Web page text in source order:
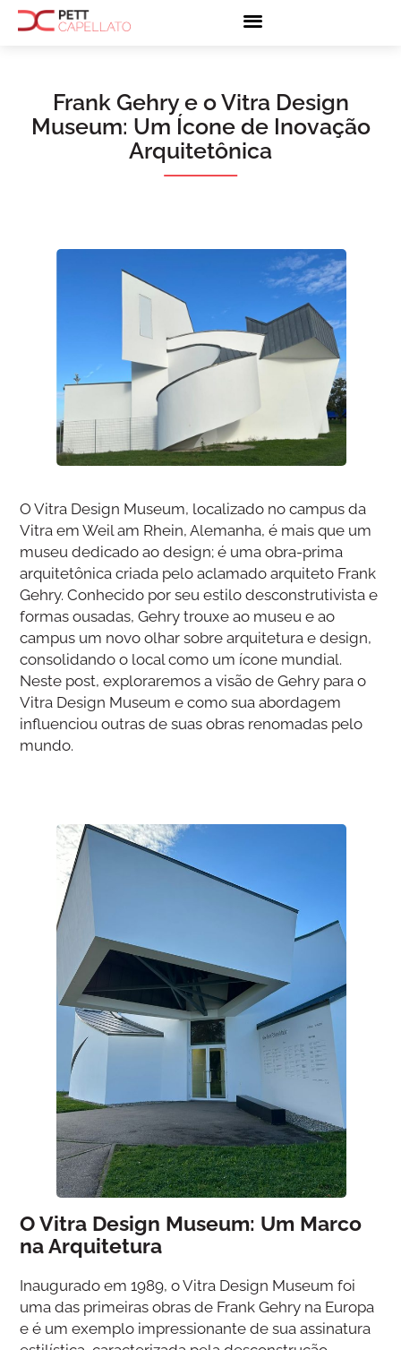
Frank Gehry e o Vitra Design
Museum: Um Ícone de Inovação
Arquitetônica
O Vitra Design Museum, localizado no campus da
Vitra em Weil am Rhein, Alemanha, é mais que um
museu dedicado ao design; é uma obra-prima
arquitetônica criada pelo aclamado arquiteto Frank
Gehry. Conhecido por seu estilo desconstrutivista e
formas ousadas, Gehry trouxe ao museu e ao
campus um novo olhar sobre arquitetura e design,
consolidando o local como um ícone mundial.
Neste post, exploraremos a visão de Gehry para o
Vitra Design Museum e como sua abordagem
influenciou outras de suas obras renomadas pelo
mundo.
O Vitra Design Museum: Um Marco
na Arquitetura
Inaugurado em 1989, o Vitra Design Museum foi
uma das primeiras obras de Frank Gehry na Europa
e é um exemplo impressionante de sua assinatura